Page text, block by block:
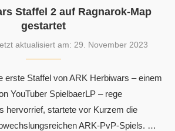
Staffel 2 auf Ragnarok-Map
gestartet
aktualisiert am: 29. November 2023
erste Staffel von ARK Herbiwars – einem
YouTuber SpielbaerLP – rege
hervorrief, startete vor Kurzem die
ARK-PvP-Spiels. …